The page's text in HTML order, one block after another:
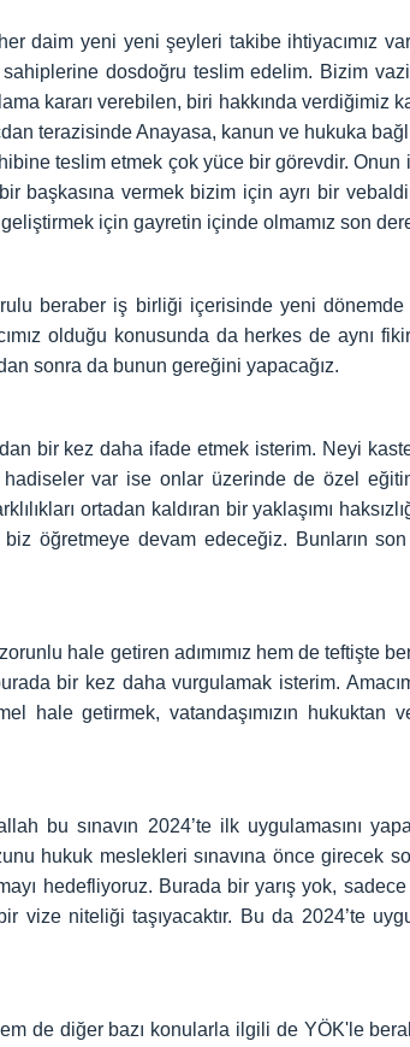
daim yeni yeni şeyleri takibe ihtiyacımız
dosdoğru teslim edelim. Bizim
kararı verebilen, biri hakkında verdiğimiz
terazisinde Anayasa, kanun ve hukuka
teslim etmek çok yüce bir görevdir. Onun
başkasına vermek bizim için ayrı bir
için gayretin içinde olmamız son
beraber iş birliği içerisinde yeni
olduğu konusunda da herkes de aynı
sonra da bunun gereğini yapacağız.
bir kez daha ifade etmek isterim. Neyi
var ise onlar üzerinde de özel
ortadan kaldıran bir yaklaşımı
öğretmeye devam edeceğiz. Bunların
hale getiren adımımız hem de teftişte
bir kez daha vurgulamak isterim.
hale getirmek, vatandaşımızın
bu sınavın 2024’te ilk uygulamasını
hukuk meslekleri sınavına önce girecek
hedefliyoruz. Burada bir yarış yok,
vize niteliği taşıyacaktır. Bu da 2024’te
de diğer bazı konularla ilgili de YÖK'le